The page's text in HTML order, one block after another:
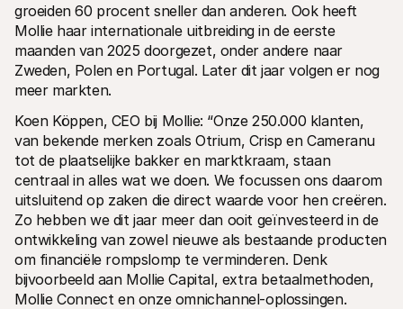
groeiden 60 procent sneller dan anderen. Ook heeft
Mollie haar internationale uitbreiding in de eerste
maanden van 2025 doorgezet, onder andere naar
Zweden, Polen en Portugal. Later dit jaar volgen er nog
meer markten.
Koen Köppen, CEO bij Mollie: “Onze 250.000 klanten,
van bekende merken zoals Otrium, Crisp en Cameranu
tot de plaatselijke bakker en marktkraam, staan
centraal in alles wat we doen. We focussen ons daarom
uitsluitend op zaken die direct waarde voor hen creëren.
Zo hebben we dit jaar meer dan ooit geïnvesteerd in de
ontwikkeling van zowel nieuwe als bestaande producten
om financiële rompslomp te verminderen. Denk
bijvoorbeeld aan Mollie Capital, extra betaalmethoden,
Mollie Connect en onze omnichannel-oplossingen.